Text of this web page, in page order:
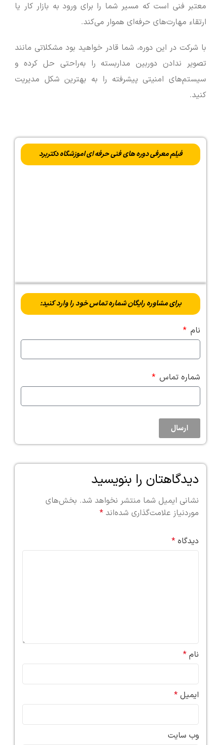
معتبر فنی است که مسیر شما را برای ورود به بازار کار یا
ارتقاء مهارت‌های حرفه‌ای هموار می‌کند.
با شرکت در این دوره، شما قادر خواهید بود مشکلاتی مانند
تصویر ندادن دوربین مداربسته را به‌راحتی حل کرده و
سیستم‌های امنیتی پیشرفته را به بهترین شکل مدیریت
کنید.
فیلم معرفی دوره های فنی حرفه ای اموزشگاه دکتربرد
برای مشاوره رایگان شماره تماس خود را وارد کنید:
نام
شماره تماس
ارسال
دیدگاهتان را بنویسید
نشانی ایمیل شما منتشر نخواهد شد. بخش‌های
موردنیاز علامت‌گذاری شده‌اند *
دیدگاه *
نام *
ایمیل *
وب‌ سایت